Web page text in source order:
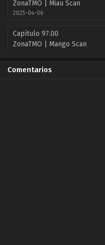
ZonaTMO | Miau Scan
2025-04-06
Capítulo 97.00
ZonaTMO | Mango Scan
Capítulo 96.00
Comentarios